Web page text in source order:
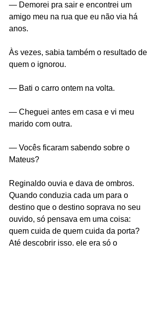
— Demorei pra sair e encontrei um
amigo meu na rua que eu não via há
anos.
Às vezes, sabia também o resultado de
quem o ignorou.
— Bati o carro ontem na volta.
— Cheguei antes em casa e vi meu
marido com outra.
— Vocês ficaram sabendo sobre o
Mateus?
Reginaldo ouvia e dava de ombros.
Quando conduzia cada um para o
destino que o destino soprava no seu
ouvido, só pensava em uma coisa:
quem cuida de quem cuida da porta?
Até descobrir isso, ele era só o